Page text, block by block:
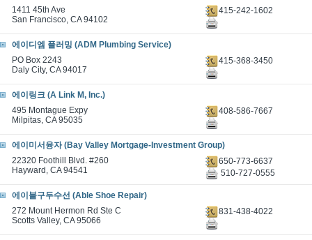
1411 45th Ave
San Francisco, CA 94102
415-242-1602
에이디엠 플러밍 (ADM Plumbing Service)
PO Box 2243
Daly City, CA 94017
415-368-3450
에이링크 (A Link M, Inc.)
495 Montague Expy
Milpitas, CA 95035
408-586-7667
에이미서융자 (Bay Valley Mortgage-Investment Group)
22320 Foothill Blvd. #260
Hayward, CA 94541
650-773-6637
510-727-0555
에이블구두수선 (Able Shoe Repair)
272 Mount Hermon Rd Ste C
Scotts Valley, CA 95066
831-438-4022